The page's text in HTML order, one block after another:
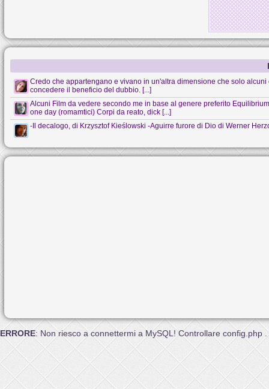
Credo che appartengano e vivano in un'altra dimensione che solo
concedere il beneficio del dubbio. [...]
Alcuni Film da vedere secondo me in base al genere preferito
one day (romamtici) Corpi da reato, dick [...]
-Il decalogo, di Krzysztof Kieślowski -Aguirre furore di Dio di Werner
ERRORE: Non riesco a connettermi a MySQL! Controllare config.php .